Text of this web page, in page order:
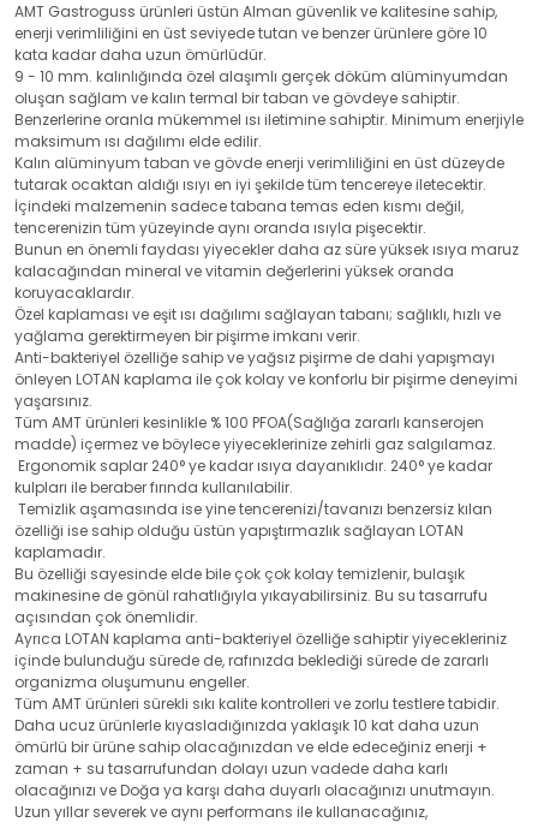
AMT Gastroguss ürünleri üstün Alman güvenlik ve kalitesine sahip,
enerji verimliliğini en üst seviyede tutan ve benzer ürünlere göre 10
kata kadar daha uzun ömürlüdür.
9 - 10 mm. kalınlığında özel alaşımlı gerçek döküm alüminyumdan
oluşan sağlam ve kalın termal bir taban ve gövdeye sahiptir.
Benzerlerine oranla mükemmel ısı iletimine sahiptir. Minimum enerjiyle
maksimum ısı dağılımı elde edilir.
Kalın alüminyum taban ve gövde enerji verimliliğini en üst düzeyde
tutarak ocaktan aldığı ısıyı en iyi şekilde tüm tencereye iletecektir.
İçindeki malzemenin sadece tabana temas eden kısmı değil,
tencerenizin tüm yüzeyinde aynı oranda ısıyla pişecektir.
Bunun en önemli faydası yiyecekler daha az süre yüksek ısıya maruz
kalacağından mineral ve vitamin değerlerini yüksek oranda
koruyacaklardır.
Özel kaplaması ve eşit ısı dağılımı sağlayan tabanı; sağlıklı, hızlı ve
yağlama gerektirmeyen bir pişirme imkanı verir.
Anti-bakteriyel özelliğe sahip ve yağsız pişirme de dahi yapışmayı
önleyen LOTAN kaplama ile çok kolay ve konforlu bir pişirme deneyimi
yaşarsınız.
Tüm AMT ürünleri kesinlikle % 100 PFOA(Sağlığa zararlı kanserojen
madde) içermez ve böylece yiyeceklerinize zehirli gaz salgılamaz.
Ergonomik saplar 240° ye kadar ısıya dayanıklıdır. 240° ye kadar
kulpları ile beraber fırında kullanılabilir.
Temizlik aşamasında ise yine tencerenizi/tavanızı benzersiz kılan
özelliği ise sahip olduğu üstün yapıştırmazlık sağlayan LOTAN
kaplamadır.
Bu özelliği sayesinde elde bile çok çok kolay temizlenir, bulaşık
makinesine de gönül rahatlığıyla yıkayabilirsiniz. Bu su tasarrufu
açısından çok önemlidir.
Ayrıca LOTAN kaplama anti-bakteriyel özelliğe sahiptir yiyecekleriniz
içinde bulunduğu sürede de, rafınızda beklediği sürede de zararlı
organizma oluşumunu engeller.
Tüm AMT ürünleri sürekli sıkı kalite kontrolleri ve zorlu testlere tabidir.
Daha ucuz ürünlerle kıyasladığınızda yaklaşık 10 kat daha uzun
ömürlü bir ürüne sahip olacağınızdan ve elde edeceğiniz enerji +
zaman + su tasarrufundan dolayı uzun vadede daha karlı
olacağınızı ve Doğa ya karşı daha duyarlı olacağınızı unutmayın.
Uzun yıllar severek ve aynı performans ile kullanacağınız,